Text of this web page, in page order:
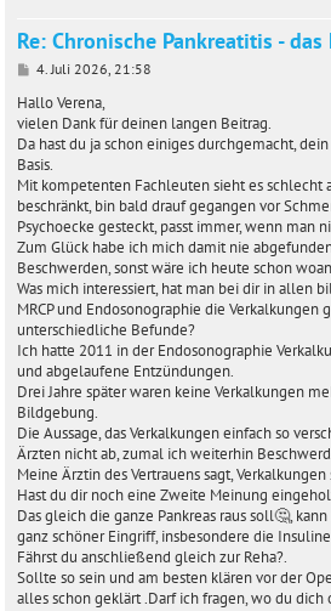
Re: Chronische Pankreatitis -
B
i
t
a
g
4. Juli 2026, 21:58
Hallo Verena,
vielen Dank für deinen langen Beitrag.
Da hast du ja schon einiges durchgemacht,
Basis.
Mit kompetenten Fachleuten sieht es schlecht
beschränkt, bin bald drauf gegangen vor
Psychoecke gesteckt, passt immer, wenn man
Zum Glück habe ich mich damit nie
Beschwerden, sonst wäre ich heute schon
Was mich interessiert, hat man bei dir in allen
MRCP und Endosonographie die Verkalkungen
unterschiedliche Befunde?
Ich hatte 2011 in der Endosonographie
und abgelaufene Entzündungen.
Drei Jahre später waren keine Verkalkungen
Bildgebung.
Die Aussage, das Verkalkungen einfach so
Ärzten nicht ab, zumal ich weiterhin
Meine Ärztin des Vertrauens sagt,
Hast du dir noch eine Zweite Meinung
Das gleich die ganze Pankreas raus soll🤔,
ganz schöner Eingriff, insbesondere die
Fährst du anschließend gleich zur Reha?.
Sollte so sein und am besten klären vor der
alles schon geklärt .Darf ich fragen, wo du dich